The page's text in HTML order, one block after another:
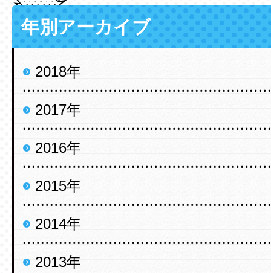
年別アーカイブ
2018年
2017年
2016年
2015年
2014年
2013年